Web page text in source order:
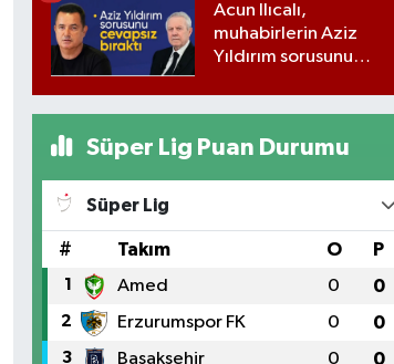
Acun Ilıcalı,
muhabirlerin Aziz
Yıldırım sorusunu
Süper Lig Puan Durumu
Süper Lig
# Takım O P
1 Amed 0 0
2 Erzurumspor FK 0 0
3 Başakşehir 0 0